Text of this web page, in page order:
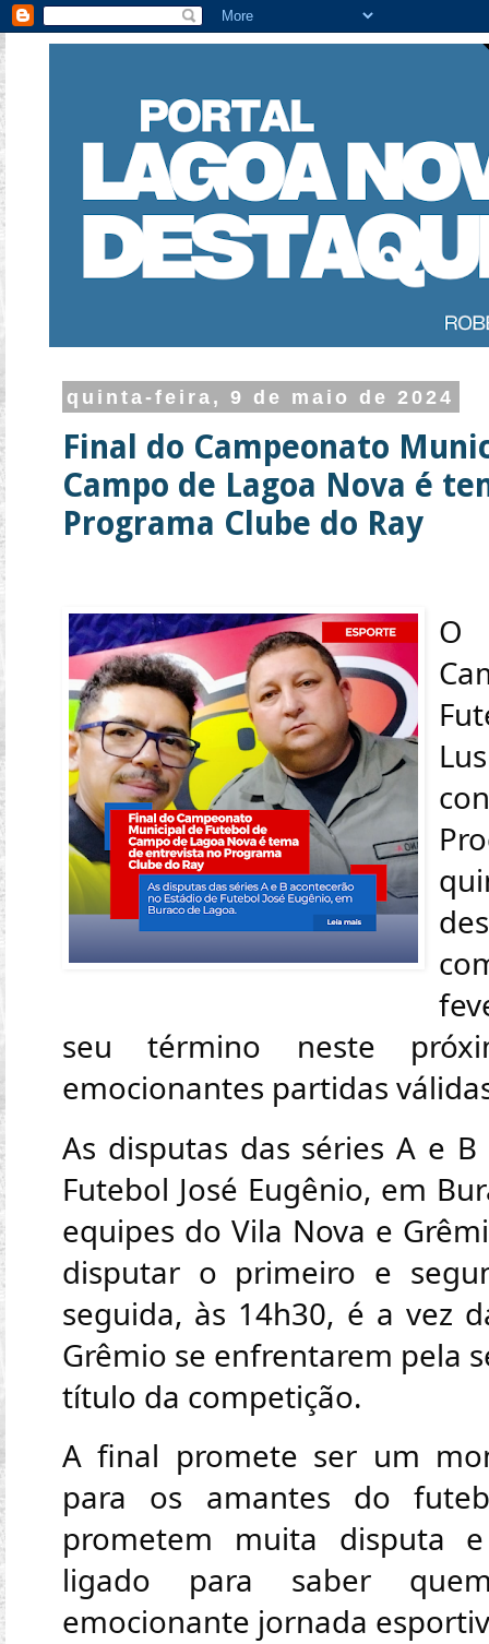
quinta-feira, 9 de maio de 2024
Final do Campeonato
Campo de Lagoa Nova é
Programa Clube do Ray
seu término neste
emocionantes partidas
As disputas das séries A e
Futebol José Eugênio, em
equipes do Vila Nova e
disputar o primeiro e
seguida, às 14h30, é a vez
Grêmio se enfrentarem pela
título da competição.
A final promete ser um
para os amantes do
prometem muita disputa
ligado para saber
emocionante jornada